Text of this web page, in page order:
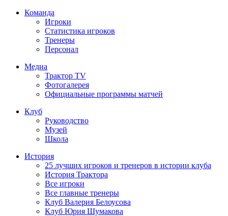
Команда
Игроки
Статистика игроков
Тренеры
Персонал
Медиа
Трактор TV
Фотогалерея
Официальные программы матчей
Клуб
Руководство
Музей
Школа
История
25 лучших игроков и тренеров в истории клуба
История Трактора
Все игроки
Все главные тренеры
Клуб Валерия Белоусова
Клуб Юрия Шумакова